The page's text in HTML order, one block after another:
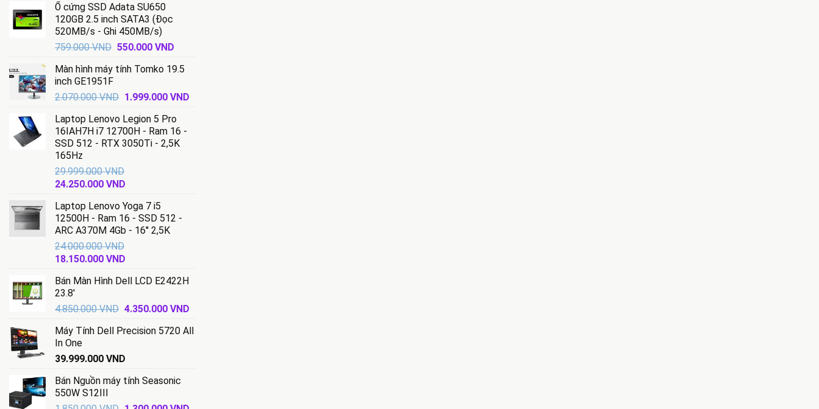
Ổ cứng SSD Adata SU650
120GB 2.5 inch SATA3 (Đọc
520MB/s - Ghi 450MB/s)
759.000VND Giá
là:
550.000 VNDGiá
tại
550.000 VND.
Màn hình máy tính Tomko 19.5
inch GE1951F
2.070.000VND Giá
là:
2.070.000 VND.
1.999.000 VNDGiá
Laptop Lenovo Legion 5 Pro
16IAH7H i7 12700H - Ram 16 -
SSD 512 - RTX 3050Ti - 2,5K
165Hz
29.999.000VND
Giá
là:
29.999.000 VND.
24.250.000 VND
tại
là:
24.250.000 VND.
Laptop Lenovo Yoga 7 i5
12500H - Ram 16 - SSD 512 -
ARC A370M 4Gb - 16'' 2,5K
24.000.000VND
Giá
là:
24.000.000 VND.
18.150.000 VND
tại
18.150.000 VND.
Bán Màn Hình Dell LCD E2422H
23.8'
4.850.000VND Giá
là:
4.350.000 VNDGiá
tại
Máy Tính Dell Precision 5720 All
In One
39.999.000 VND
Bán Nguồn máy tính Seasonic
550W S12III